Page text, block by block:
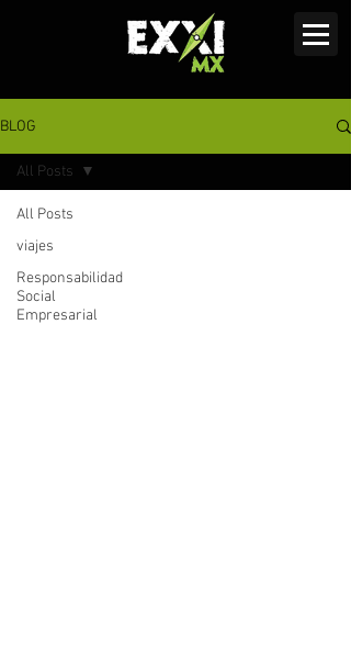
BLOG
All Posts
viajes
Responsabilidad
Social
Empresarial
All Posts